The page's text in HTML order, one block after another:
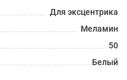
Для эксцентрика
Меламин
50
Белый